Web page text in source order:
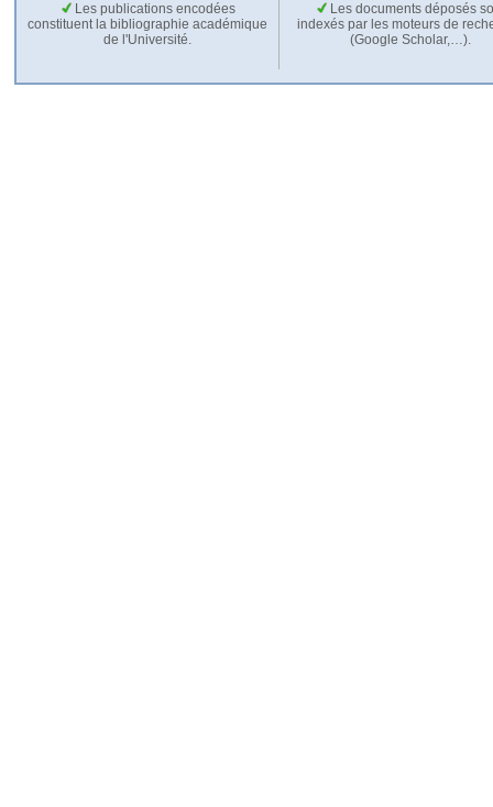
Les publications encodées
constituent la bibliographie académique
de l'Université.
Les documents déposés
indexés par les moteurs de
(Google Scholar,…).